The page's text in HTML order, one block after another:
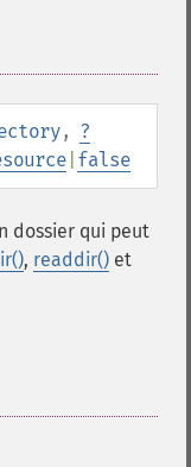
, ?
false
dossier qui peut
, readdir() et